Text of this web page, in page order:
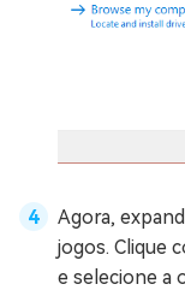
Agora,
jogos. Clique
e selecione a